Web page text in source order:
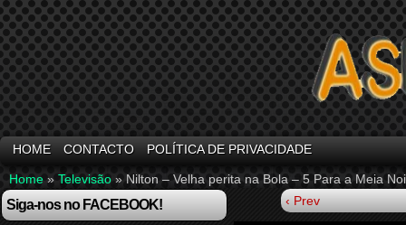
HOME CONTACTO POLÍTICA DE PRIVACIDADE
Home » Televisão » Nilton – Velha perita na Bola – 5 Para a Meia
Siga-nos no FACEBOOK! ‹ Prev